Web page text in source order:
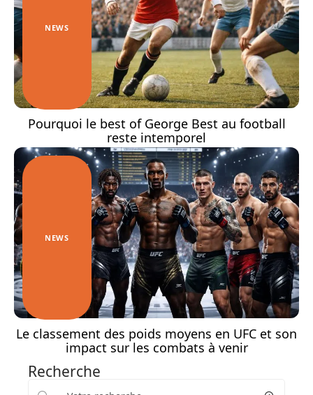
NEWS
Pourquoi le best of George Best au football
reste intemporel
NEWS
Le classement des poids moyens en UFC et son
impact sur les combats à venir
Recherche